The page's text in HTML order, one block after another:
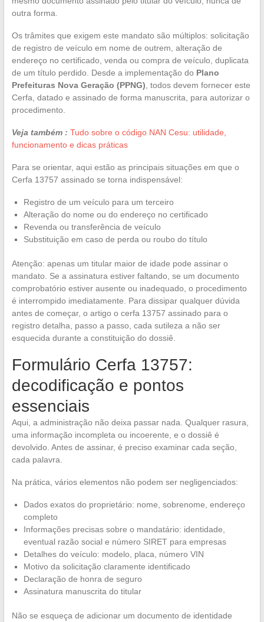
outra forma.
Os trâmites que exigem este mandato são múltiplos: solicitação
de registro de veículo em nome de outrem, alteração de
endereço no certificado, venda ou compra de veículo, duplicata
de um título perdido. Desde a implementação do Plano
Prefeituras Nova Geração (PPNG) , todos devem fornecer este
Cerfa, datado e assinado de forma manuscrita, para autorizar o
procedimento.
Veja também : Tudo sobre o código NAN Cesu: utilidade,
funcionamento e dicas práticas
Para se orientar, aqui estão as principais situações em que o
Cerfa 13757 assinado se torna indispensável:
Registro de um veículo para um terceiro
Alteração do nome ou do endereço no certificado
Revenda ou transferência de veículo
Substituição em caso de perda ou roubo do título
Atenção: apenas um titular maior de idade pode assinar o
mandato. Se a assinatura estiver faltando, se um documento
comprobatório estiver ausente ou inadequado, o procedimento
é interrompido imediatamente. Para dissipar qualquer dúvida
antes de começar, o artigo o cerfa 13757 assinado para o
registro detalha, passo a passo, cada sutileza a não ser
esquecida durante a constituição do dossiê.
Formulário Cerfa 13757:
decodificação e pontos
essenciais
Aqui, a administração não deixa passar nada. Qualquer rasura,
uma informação incompleta ou incoerente, e o dossiê é
devolvido. Antes de assinar, é preciso examinar cada seção,
cada palavra.
Na prática, vários elementos não podem ser negligenciados:
Dados exatos do proprietário: nome, sobrenome, endereço
completo
Informações precisas sobre o mandatário: identidade,
eventual razão social e número SIRET para empresas
Detalhes do veículo: modelo, placa, número VIN
Motivo da solicitação claramente identificado
Declaração de honra de seguro
Assinatura manuscrita do titular
Não se esqueça de adicionar um documento de identidade